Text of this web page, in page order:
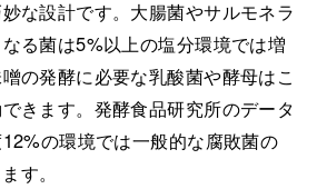
な設計です。大腸菌やサルモネラ
る菌は5%以上の塩分環境では増
の発酵に必要な乳酸菌や酵母はこ
きます。発酵食品研究所のデータ
の環境では一般的な腐敗菌の
す。